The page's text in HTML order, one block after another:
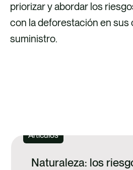
priorizar y abordar los
con la deforestación en sus
suministro.
Artículos
Naturaleza: los